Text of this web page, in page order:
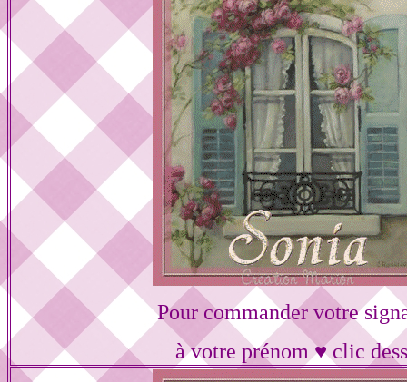
Pour commander votre
à votre prénom ♥ clic